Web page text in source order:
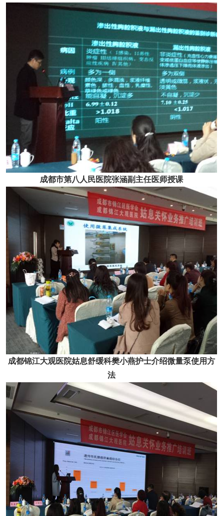
成都市第八人民医院张涵副主任医师授课
成都锦江大观医院姑息舒缓科樊小燕护士介绍微量泵使用方
法